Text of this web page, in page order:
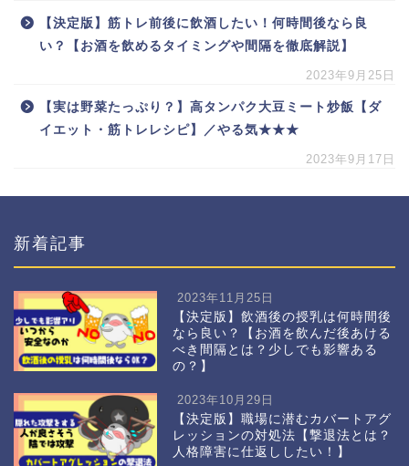
【決定版】筋トレ前後に飲酒したい！何時間後なら良
い？【お酒を飲めるタイミングや間隔を徹底解説】
2023年9月25日
【実は野菜たっぷり？】高タンパク大豆ミート炒飯【ダ
イエット・筋トレレシピ】／やる気★★★
2023年9月17日
新着記事
2023年11月25日
【決定版】飲酒後の授乳は何時間後
なら良い？【お酒を飲んだ後あける
べき間隔とは？少しでも影響ある
の？】
2023年10月29日
【決定版】職場に潜むカバートアグ
レッションの対処法【撃退法とは？
人格障害に仕返ししたい！】